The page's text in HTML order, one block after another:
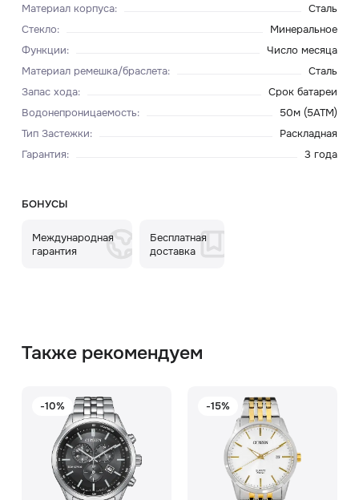
Материал корпуса:
Сталь
Стекло:
Минеральное
Функции:
Число месяца
Материал ремешка/браслета:
Сталь
Запас хода:
Срок батареи
Водонепроницаемость:
50м (5ATM)
Тип Застежки:
Раскладная
Гарантия: 3 года
БОНУСЫ
Международная
гарантия
Бесплатная
доставка
Также рекомендуем
-10% -15%